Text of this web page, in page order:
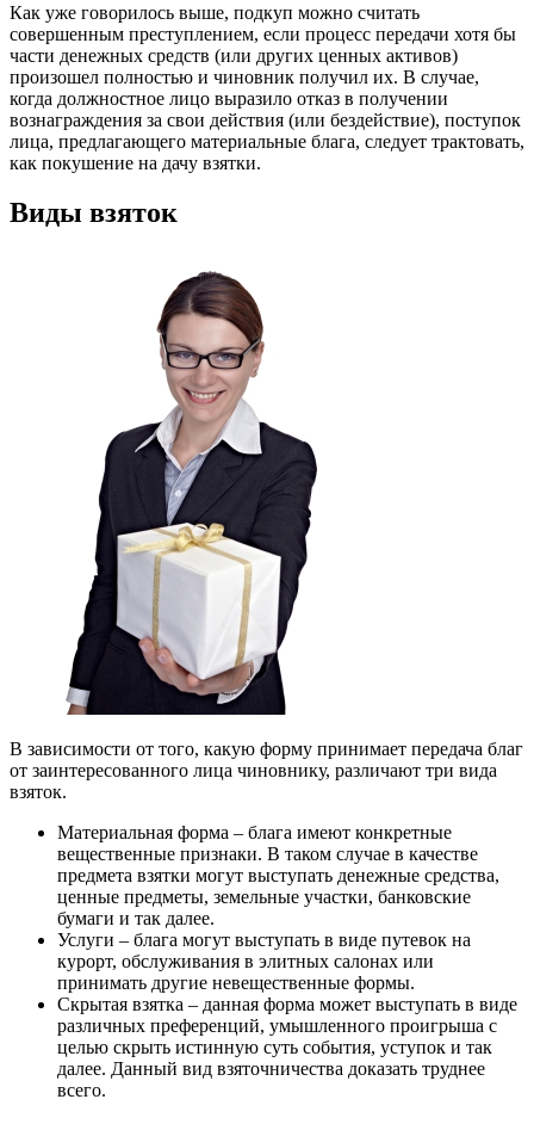
Как уже говорилось выше, подкуп можно считать
совершенным преступлением, если процесс передачи хотя бы
части денежных средств (или других ценных активов)
произошел полностью и чиновник получил их. В случае,
когда должностное лицо выразило отказ в получении
вознаграждения за свои действия (или бездействие), поступок
лица, предлагающего материальные блага, следует трактовать,
как покушение на дачу взятки.
Виды взяток
В зависимости от того, какую форму принимает передача благ
от заинтересованного лица чиновнику, различают три вида
взяток.
Материальная форма – блага имеют конкретные
вещественные признаки. В таком случае в качестве
предмета взятки могут выступать денежные средства,
ценные предметы, земельные участки, банковские
бумаги и так далее.
Услуги – блага могут выступать в виде путевок на
курорт, обслуживания в элитных салонах или
принимать другие невещественные формы.
Скрытая взятка – данная форма может выступать в виде
различных преференций, умышленного проигрыша с
целью скрыть истинную суть события, уступок и так
далее. Данный вид взяточничества доказать труднее
всего.